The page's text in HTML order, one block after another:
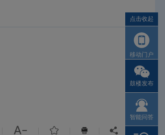
   
点击收起
移动门户
鼓楼发布
智能问答